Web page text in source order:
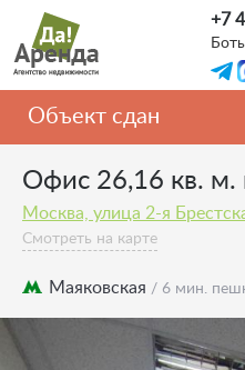
Перейти
основному
содержанию
+7
Объект сдан
Офис 26,16 кв. м.
Москва, улица 2-я
Смотреть на карте
Маяковская / 6 мин.